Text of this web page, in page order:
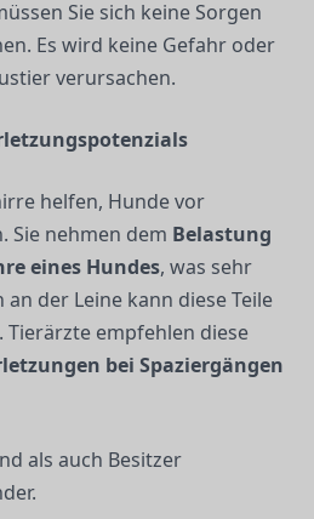
Sie sich keine Sorgen
Es wird keine Gefahr oder
verursachen.
helfen, Hunde vor
Sie nehmen dem Belastung
eines Hundes, was sehr
der Leine kann diese Teile
Tierärzte empfehlen diese
bei Spaziergängen
als auch Besitzer